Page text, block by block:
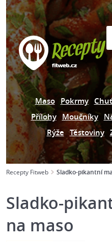
Maso Pokrmy
Přílohy Moučníky
Rýže Těstoviny
Recepty Fitweb Sladko-pikantní
Sladko-
na maso